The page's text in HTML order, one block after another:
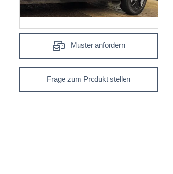
Muster anfordern
Frage zum Produkt stellen